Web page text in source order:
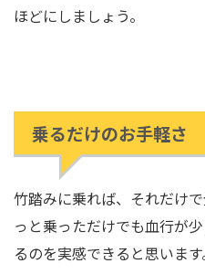
ほどにしましょう。
乗るだけのお手軽さ
竹踏みに乗れば、それだけ
っと乗っただけでも血行が
るのを実感できると思います